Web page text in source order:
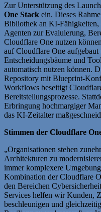
Zur Unterstützung des
One Stack ein. Dieses
Bibliothek an KI-Fähigkeiten,
Agenten zur Evaluierung,
Cloudflare One nutzen
auf Cloudflare One aufgebaut
Entscheidungsbäume und
automatisch nutzen können.
Repository mit Blueprint-
Workflows beseitigt
Bereitstellungsprozesse.
Erbringung hochmargiger
das KI-Zeitalter
Stimmen der Cloudflare
„Organisationen stehen
Architekturen zu
immer komplexere
Kombination der Cloudflare
den Bereichen
Services helfen wir Kunden,
beschleunigen und